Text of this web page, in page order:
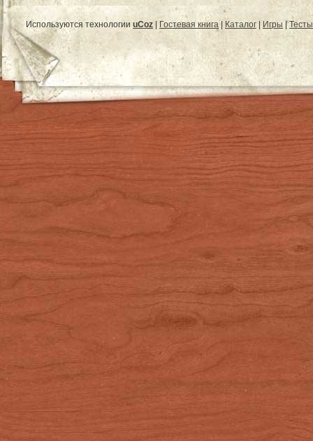
Используются технологии uCoz Гостевая книга| Каталог Игры |Тесты